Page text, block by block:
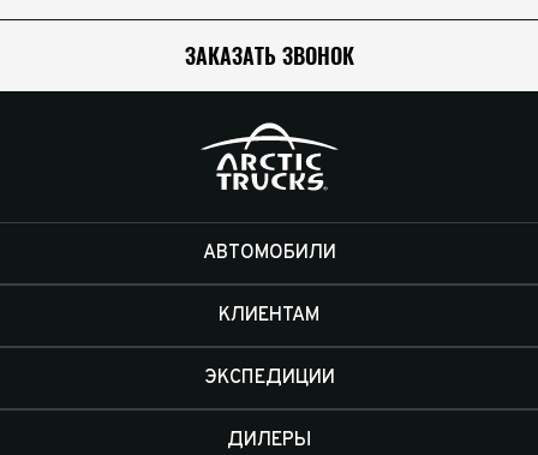
ЗАКАЗАТЬ ЗВОНОК
АВТОМОБИЛИ
КЛИЕНТАМ
ЭКСПЕДИЦИИ
ДИЛЕРЫ